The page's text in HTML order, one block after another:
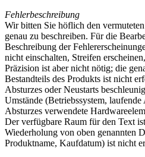
Fehlerbeschreibung
Wir bitten Sie höflich den
genau zu beschreiben. Für die
Beschreibung der
nicht einschalten, Streifen
Präzision ist aber nicht nötig; die
Bestandteils des Produkts ist nicht
Absturzes oder Neustarts
Umstände (Betriebssystem,
Absturzes verwendete
Der verfügbare Raum für den Text
Wiederholung von oben genannten
Produktname, Kaufdatum) ist nicht